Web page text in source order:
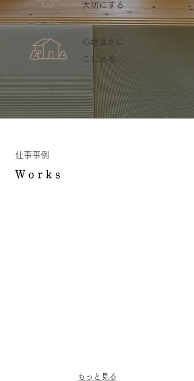
大切にする
心地良さに
こだわる
もっと見る
​仕事事例